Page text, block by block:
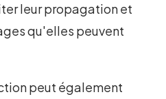
leur propagation et
qu'elles peuvent
peut également